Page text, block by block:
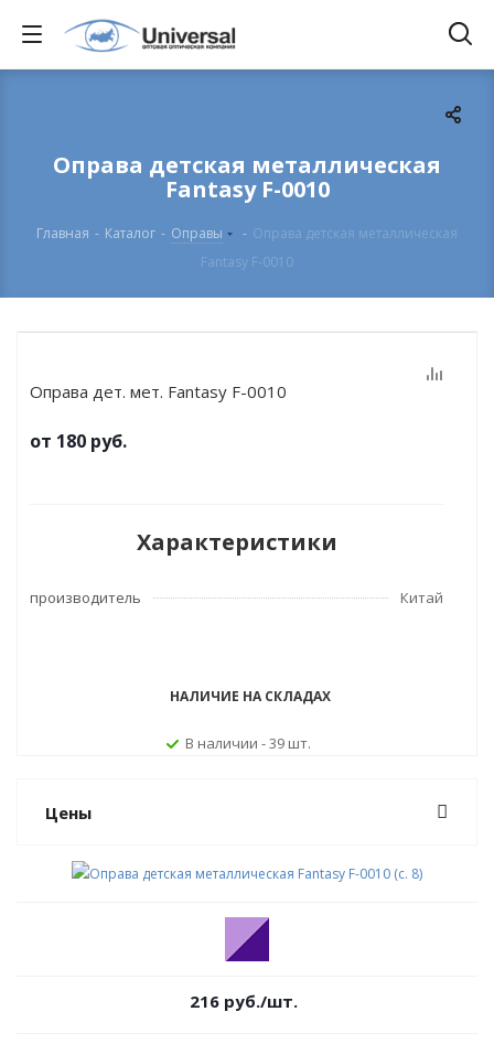
Оправа детская металлическая
Fantasy F-0010
Главная - Каталог - Оправы - Оправа детская металлическая
Fantasy F-0010
Оправа дет. мет. Fantasy F-0010
от 180 руб.
Характеристики
производитель Китай
НАЛИЧИЕ НА СКЛАДАХ
В наличии - 39 шт.
Цены
216руб./шт.